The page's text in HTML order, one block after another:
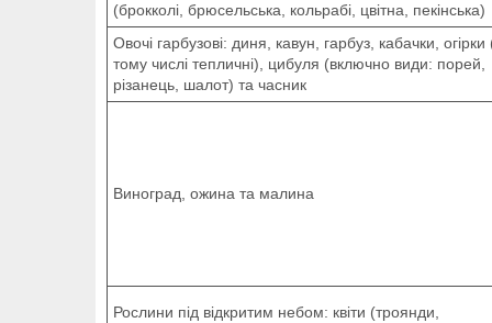
(брокколі, брюсельська, кольрабі, цвітна, пекінська)
Овочі гарбузові: диня, кавун, гарбуз, кабачки, огірки
тому числі тепличні), цибуля (включно види: порей,
різанець, шалот) та часник
Виноград, ожина та малина
Рослини під відкритим небом: квіти (троянди,